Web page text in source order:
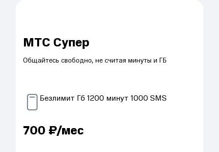
МТС Супер
Общайтесь свободно, не считая минуты и ГБ
Безлимит Гб 1200 минут 1000SMS
700 ₽/мес